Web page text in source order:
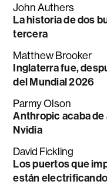
John Authers
La historia de dos
tercera
Matthew Brooker
Inglaterra fue,
del Mundial 2026
Parmy Olson
Anthropic acaba
Nvidia
David Fickling
Los puertos que
están electrificando